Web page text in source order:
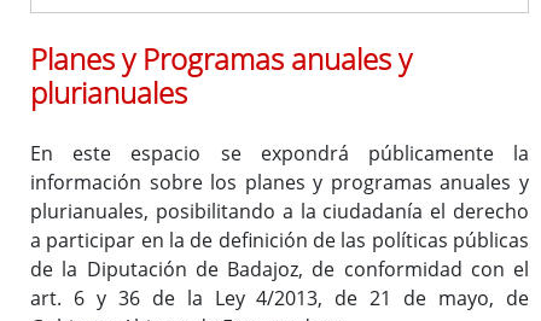
Planes y Programas anuales y
plurianuales
En este espacio se expondrá públicamente la
información sobre los planes y programas anuales y
plurianuales, posibilitando a la ciudadanía el derecho
a participar en la de definición de las políticas públicas
de la Diputación de Badajoz, de conformidad con el
art. 6 y 36 de la Ley 4/2013, de 21 de mayo, de